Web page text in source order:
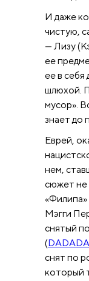
И даже
чистую,
— Лизу
ее
ее в себя
шлюхой.
мусор».
знает до
Еврей,
нем,
сюжет не
Мэгги
снятый
(
снят по
который